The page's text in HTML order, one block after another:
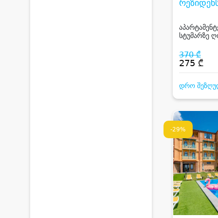
სტუმარზე
სპორტული
კახეთში
370 ₾
275 ₾
დრო
-29%